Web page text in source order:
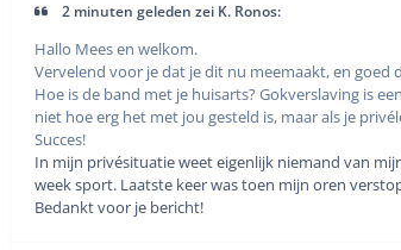
2 minuten geleden zei K. Ronos:
Hallo Mees en welkom.
Vervelend voor je dat je dit nu meemaakt, en goed
Hoe is de band met je huisarts? Gokverslaving is
niet hoe erg het met jou gesteld is, maar als je
Succes!
In mijn privésituatie weet eigenlijk niemand van
week sport. Laatste keer was toen mijn oren
Bedankt voor je bericht!